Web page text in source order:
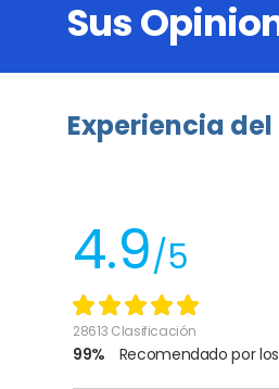
Sus
Experiencia
4.9/5
28613 Clasificación
99% Recomendado por